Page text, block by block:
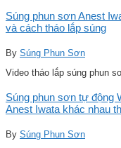
Súng phun sơn Anest
và cách tháo lắp súng
By Súng Phun Sơn
Video tháo lắp súng phun
Súng phun sơn tự động
Anest Iwata khác nhau
By Súng Phun Sơn